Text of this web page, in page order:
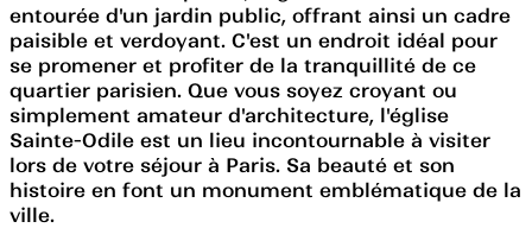
entourée d'un jardin public, offrant ainsi un cadre
paisible et verdoyant. C'est un endroit idéal pour
se promener et profiter de la tranquillité de ce
quartier parisien. Que vous soyez croyant ou
simplement amateur d'architecture, l'église
Sainte-Odile est un lieu incontournable à visiter
lors de votre séjour à Paris. Sa beauté et son
histoire en font un monument emblématique de la
ville.